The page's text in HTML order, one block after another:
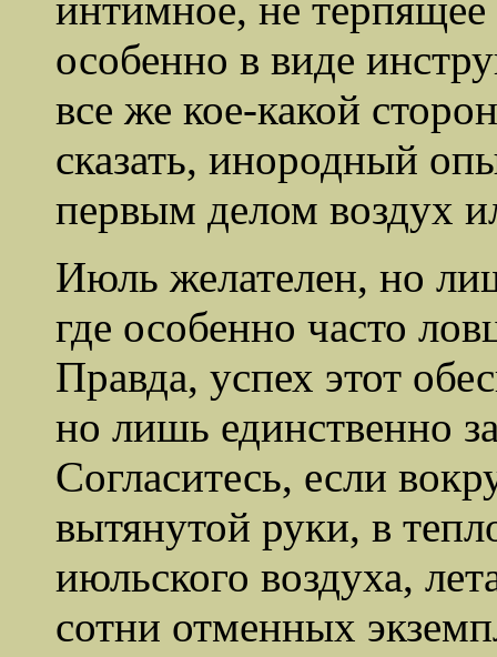
особенно в виде
все же кое-какой
сказать, инородный
первым делом воздух
Июль желателен, но
где особенно часто
Правда, успех этот
но лишь единственно
Согласитесь, если
вытянутой руки, в
июльского воздуха,
сотни отменных